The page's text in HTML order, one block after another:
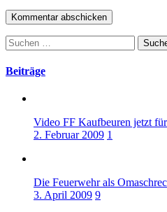
Suchen
nach:
Beiträge
Video FF Kaufbeuren jetzt
2. Februar 2009 1
Die Feuerwehr als
3. April 2009 9